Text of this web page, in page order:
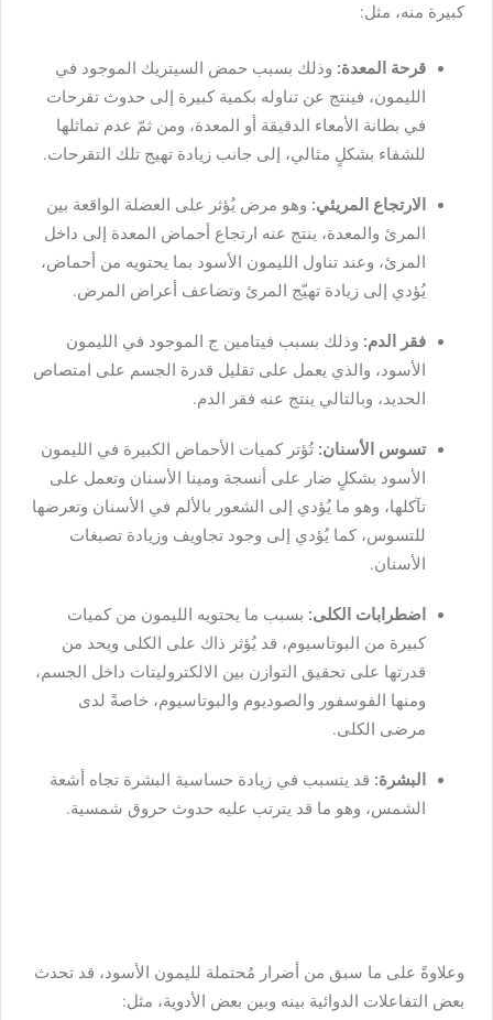
كبيرة منه، مثل:
قرحة المعدة: وذلك بسبب حمض السيتريك الموجود في
الليمون، فينتج عن تناوله بكمية كبيرة إلى حدوث تقرحات
في بطانة الأمعاء الدقيقة أو المعدة، ومن ثمّ عدم تماثلها
للشفاء بشكلٍ مثالي، إلى جانب زيادة تهيج تلك التقرحات.
الارتجاع المريئي: وهو مرض يُؤثر على العضلة الواقعة بين
المرئ والمعدة، ينتج عنه ارتجاع أحماض المعدة إلى داخل
المرئ، وعند تناول الليمون الأسود بما يحتويه من أحماض،
يُؤدي إلى زيادة تهيّج المرئ وتضاعف أعراض المرض.
فقر الدم: وذلك بسبب فيتامين ج الموجود في الليمون
الأسود، والذي يعمل على تقليل قدرة الجسم على امتصاص
الحديد، وبالتالي ينتج عنه فقر الدم.
تسوس الأسنان: تُؤتر كميات الأحماض الكبيرة في الليمون
الأسود بشكلٍ ضار على أنسجة ومينا الأسنان وتعمل على
تآكلها، وهو ما يُؤدي إلى الشعور بالألم في الأسنان وتعرضها
للتسوس، كما يُؤدي إلى وجود تجاويف وزيادة تصبغات
الأسنان.
اضطرابات الكلى: بسبب ما يحتويه الليمون من كميات
كبيرة من البوتاسيوم، قد يُؤثر ذاك على الكلى ويحد من
قدرتها على تحقيق التوازن بين الالكتروليتات داخل الجسم،
ومنها الفوسفور والصوديوم والبوتاسيوم، خاصةً لدى
مرضى الكلى.
البشرة: قد يتسبب في زيادة حساسية البشرة تجاه أشعة
الشمس، وهو ما قد يترتب عليه حدوث حروق شمسية.
وعلاوةً على ما سبق من أضرار مُحتملة لليمون الأسود، قد تحدث
بعض التفاعلات الدوائية بينه وبين بعض الأدوية، مثل: